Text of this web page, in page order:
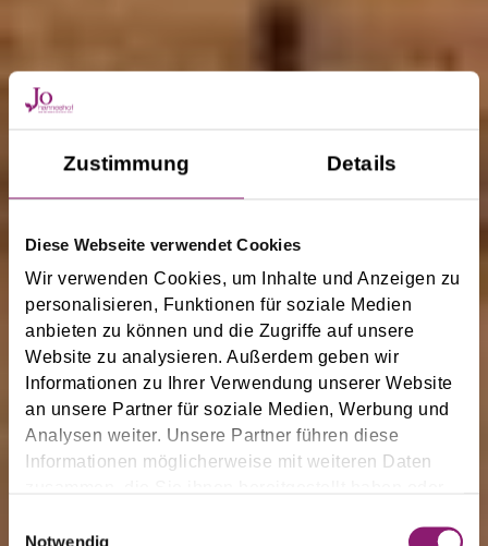
Zustimmung Details
Diese Webseite verwendet Cookies
Wir verwenden Cookies, um Inhalte und Anzeigen zu
personalisieren, Funktionen für soziale Medien
anbieten zu können und die Zugriffe auf unsere
Website zu analysieren. Außerdem geben wir
Informationen zu Ihrer Verwendung unserer Website
an unsere Partner für soziale Medien, Werbung und
Analysen weiter. Unsere Partner führen diese
Informationen möglicherweise mit weiteren Daten
gesammelt haben.
Notwendig